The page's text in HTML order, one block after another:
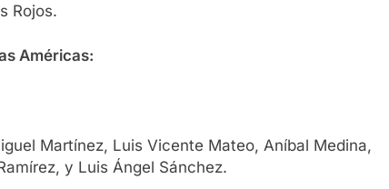
Rojos.
Américas:
Martínez, Luis Vicente Mateo, Aníbal Medina,
y Luis Ángel Sánchez.